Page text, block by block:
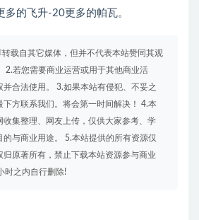
的飞升-20更多的帕瓦。
转载自其它媒体，但并不代表本站赞同其观
2.若您需要商业运营或用于其他商业活
合法使用。 3.如果本站有侵犯、不妥之
下方联系我们。将会第一时间解决！ 4.本
收集整理、网友上传，仅供大家参考、学
的与商业用途。 5.本站提供的所有资源仅
归原著所有，禁止下载本站资源参与商业
时之内自行删除!